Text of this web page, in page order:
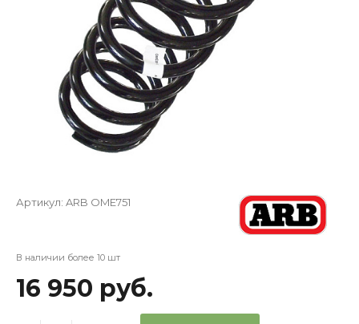
Артикул: ARB OME751
В наличии более 10 шт
16 950 руб.